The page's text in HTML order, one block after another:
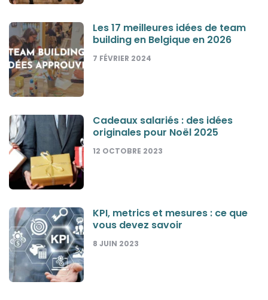
Les 17 meilleures idées de team
building en Belgique en 2026
7 FÉVRIER 2024
Cadeaux salariés : des idées
originales pour Noël 2025
12 OCTOBRE 2023
KPI, metrics et mesures : ce que
vous devez savoir
8 JUIN 2023